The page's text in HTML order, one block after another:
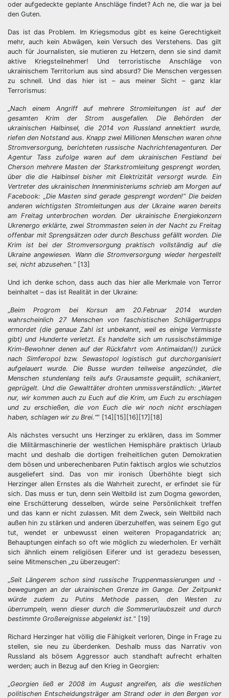
oder aufgedeckte geplante Anschläge findet? Ach ne, die war ja bei
den Guten.
Das ist das Problem. Im Kriegsmodus gibt es keine Gerechtigkeit
mehr, auch kein Abwägen, kein Versuch des Verstehens. Das gilt
auch für Journalisten, sie mutieren zu Hetzern, denn sie sind damit
aktive Kriegsteilnehmer! Und terroristische Anschläge von
ukrainischem Territorium aus sind absurd? Die Menschen vergessen
zu schnell. Und das hier ist – aus meiner Sicht – ganz klar
Terrorismus:
„Nach einem Angriff auf mehrere Stromleitungen ist auf der
gesamten Krim der Strom ausgefallen. Die Behörden der
ukrainischen Halbinsel, die 2014 von Russland annektiert wurde,
riefen den Notstand aus. Knapp zwei Millionen Menschen waren ohne
Stromversorgung, berichteten russische Nachrichtenagenturen. Der
Agentur Tass zufolge waren auf dem ukrainischen Festland bei
Cherson mehrere Masten der Starkstromleitung gesprengt worden,
über die die Halbinsel bisher mit Elektrizität versorgt wurde. Ein
Vertreter des ukrainischen Innenministeriums schrieb am Morgen auf
Facebook: „Die Masten sind gerade gesprengt worden!“ Die beiden
anderen wichtigsten Stromleitungen aus der Ukraine waren bereits
am Freitag unterbrochen worden. Der ukrainische Energiekonzern
Ukrenergo erklärte, zwei Strommasten seien in der Nacht zu Freitag
offenbar mit Sprengsätzen oder durch Beschuss gefällt worden. Die
Krim ist bei der Stromversorgung praktisch vollständig auf die
Ukraine angewiesen. Wann die Stromversorgung wieder hergestellt
sei, nicht abzusehen.“[13]
Und ich denke schon, dass auch das hier alle Merkmale von Terror
beinhaltet – das ist Realität in der Ukraine:
„Beim Progrom bei Korsun am 20.Februar 2014 wurden
wahrscheinlich 27 Menschen von faschistischen Schlägertrupps
ermordet (die genaue Zahl ist unbekannt, weil es einige Vermisste
gibt) und Hunderte verletzt. Es handelte sich um russischstämmige
Krim-Bewohner denen auf der Rückfahrt vom Antimaidan(!) zurück
nach Simferopol bzw. Sewastopol logistisch gut durchorganisiert
aufgelauert wurde. Die Busse wurden teilweise angezündet, die
Menschen stundenlang teils aufs Grausamste gequält, schikaniert,
geprügelt. Und die Gewalttäter drohten unmissverständlich: „Wartet
nur, wir kommen auch zu Euch auf die Krim, um Euch zu erschlagen
und zu erschießen, die von Euch die wir noch nicht erschlagen
haben, schlagen wir zu Brei.““ [14][15][16][17][18]
Als nächstes versucht uns Herzinger zu erklären, dass im Sommer
die Militärmaschinerie der westlichen Hemisphäre praktisch Urlaub
macht und deshalb die dortigen freiheitlichen guten Demokratien
dem bösen und unberechenbaren Putin faktisch arglos wie schutzlos
ausgeliefert sind. Das von mir ironisch Überhöhte biegt sich
Herzinger allen Ernstes als die Wahrheit zurecht, er erfindet sie für
sich. Das muss er tun, denn sein Weltbild ist zum Dogma geworden,
eine Erschütterung desselben, würde seine Persönlichkeit treffen
und das kann er nicht zulassen. Mit dem Zweck, sein Weltbild nach
außen hin zu stärken und anderen überzuhelfen, was seinem Ego gut
tut, wendet er unbewusst einen weiteren Propagandatrick an;
Behauptungen einfach so oft wie möglich zu wiederholen. Er verhält
sich ähnlich einem religiösen Eiferer und ist geradezu besessen,
seine Mitmenschen „zu überzeugen“:
„Seit Längerem schon sind russische Truppenmassierungen und -
bewegungen an der ukrainischen Grenze im Gange. Der Zeitpunkt
würde zudem zu Putins Methode passen, den Westen zu
überrumpeln, wenn dieser durch die Sommerurlaubszeit und durch
bestimmte Großereignisse abgelenkt ist.“ [19]
Richard Herzinger hat völlig die Fähigkeit verloren, Dinge in Frage zu
stellen, sie neu zu überdenken. Deshalb muss das Narrativ von
Russland als bösem Aggressor auch standhaft aufrecht erhalten
werden; auch in Bezug auf den Krieg in Georgien:
„Georgien ließ er 2008 im August angreifen, als die westlichen
politischen Entscheidungsträger am Strand oder in den Bergen vor